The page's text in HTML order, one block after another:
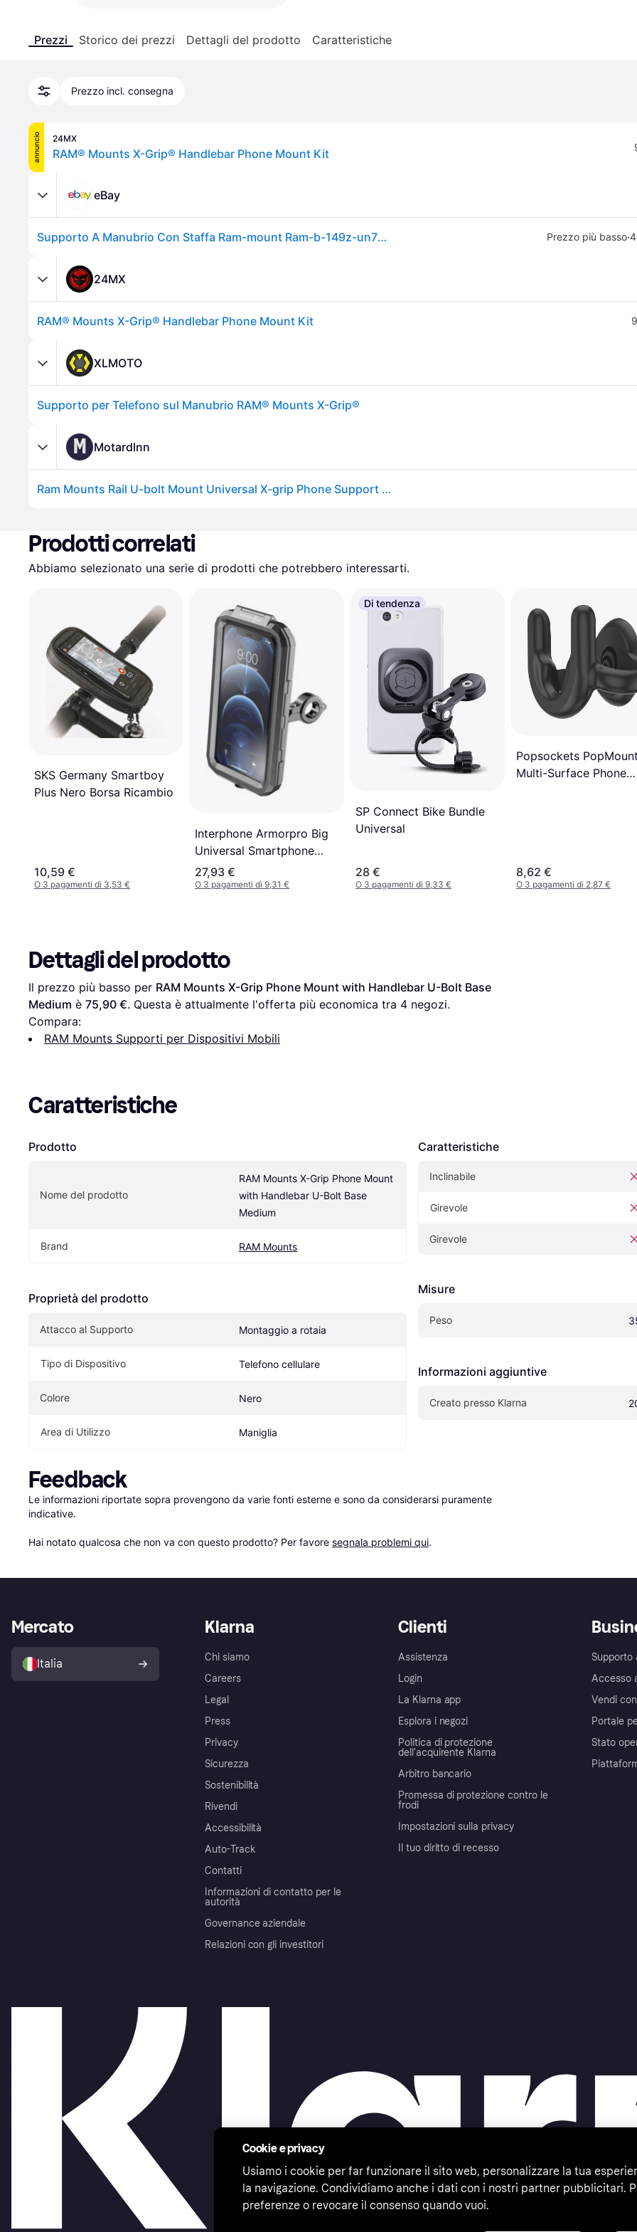
Prezzi Storico dei prezzi Dettagli del prodotto Caratteristiche
Prezzo incl. consegna
annuncio 24MX
RAM® Mounts X-Grip® Handlebar Phone Mount Kit
eBay
Supporto A Manubrio Con Staffa Ram-mount Ram-b-149z-un7u Su Samsung A50s A71 S25 Prezzo più basso·
24MX
RAM® Mounts X-Grip® Handlebar Phone Mount Kit
XLMOTO
Supporto per Telefono sul Manubrio RAM® Mounts X-Grip®
M MotardInn
Ram Mounts Rail U-bolt Mount Universal X-grip Phone Support Nero
Prodotti correlati
Abbiamo selezionato una serie di prodotti che potrebbero interessarti.
SKS Germany Smartboy
Plus Nero Borsa Ricambio
10,59 €
O 3 pagamenti di 3,53 €
Interphone Armorpro Big
Universal Smartphone
Holder 6.5"
27,93 €
O 3 pagamenti di 9,31 €
Di tendenza
SP Connect Bike Bundle
Universal
28 €
O 3 pagamenti di 9,33 €
Popsockets
Multi-Surface Phone
8,62 €
O 3 pagamenti di 2,87 €
Dettagli del prodotto
Il prezzo più basso per RAM Mounts X-Grip Phone Mount with Handlebar U-Bolt Base
Medium è 75,90 €. Questa è attualmente l'offerta più economica tra 4 negozi.
Compara:
RAM Mounts Supporti per Dispositivi Mobili
Caratteristiche
Prodotto
Nome del prodotto
RAM Mounts X-Grip Phone Mount
with Handlebar U-Bolt Base
Medium
Brand RAM Mounts
Proprietà del prodotto
Attacco al Supporto Montaggio a rotaia
Tipo di Dispositivo Telefono cellulare
Colore Nero
Area di Utilizzo Maniglia
Caratteristiche
Inclinabile
Girevole
Girevole
Misure
Peso
Informazioni aggiuntive
Creato presso Klarna
Feedback
Le informazioni riportate sopra provengono da varie fonti esterne e sono da considerarsi puramente
indicative.
Hai notato qualcosa che non va con questo prodotto? Per favore segnala problemi qui.
Klarna
Chi siamo
Careers
Legal
Press
Privacy
Sicurezza
Sostenibilità
Rivendi
Accessibilità
Auto-Track
Contatti
Informazioni di contatto per le
autorità
Governance aziendale
Relazioni con gli investitori
Clienti
Assistenza
Login
La Klarna app
Esplora i negozi
Politica di protezione
dell'acquirente Klarna
Arbitro bancario
Promessa di protezione contro le
frodi
Impostazioni sulla privacy
Il tuo diritto di recesso
Supporto
Accesso
Vendi
Portale
Stato
Mercato
Italia
Cookie e privacy
Usiamo i cookie per far funzionare il sito web, personalizzare la tua
la navigazione. Condividiamo anche i dati con i nostri partner pubblicitari.
preferenze o revocare il consenso quando vuoi.